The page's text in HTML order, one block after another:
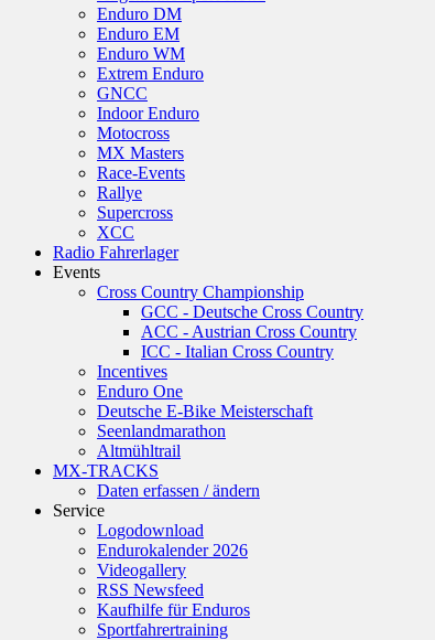
Enduro DM
Enduro EM
Enduro WM
Extrem Enduro
GNCC
Indoor Enduro
Motocross
MX Masters
Race-Events
Rallye
Supercross
XCC
Radio Fahrerlager
Events
Cross Country Championship
GCC - Deutsche Cross Country
ACC - Austrian Cross Country
ICC - Italian Cross Country
Incentives
Enduro One
Deutsche E-Bike Meisterschaft
Seenlandmarathon
Altmühltrail
MX-TRACKS
Daten erfassen / ändern
Service
Logodownload
Endurokalender 2026
Videogallery
RSS Newsfeed
Kaufhilfe für Enduros
Sportfahrertraining